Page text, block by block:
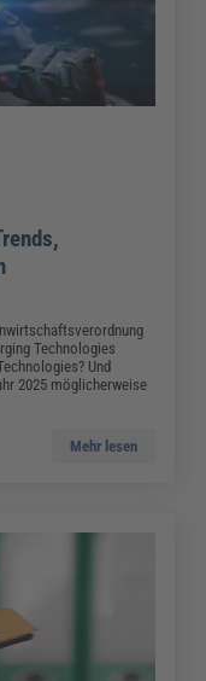
Technologies
Und
2025 möglicherweise
Mehr lesen